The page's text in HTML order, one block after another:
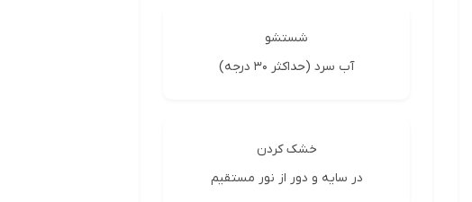
شستشو
آب سرد (حداکثر 30 درجه)
خشک کردن
در سایه و دور از نور مستقیم